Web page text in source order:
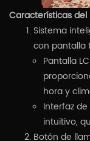
Características
Sistema
con pantalla
Pantalla
hora y
Interfaz
intuitivo,
Botón de